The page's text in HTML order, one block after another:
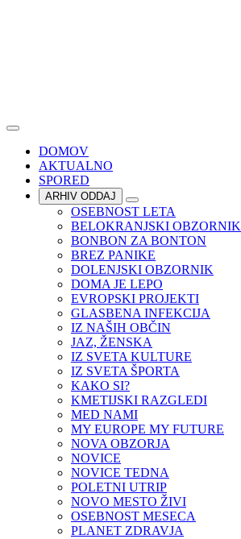
DOMOV
AKTUALNO
SPORED
ARHIV ODDAJ
OSEBNOST LETA
BELOKRANJSKI OBZORNIK
BONBON ZA BONTON
BREZ PANIKE
DOLENJSKI OBZORNIK
DOMA JE LEPO
EVROPSKI PROJEKTI
GLASBENA INFEKCIJA
IZ NAŠIH OBČIN
JAZ, ŽENSKA
IZ SVETA KULTURE
IZ SVETA ŠPORTA
KAKO SI?
KMETIJSKI RAZGLEDI
MED NAMI
MY EUROPE MY FUTURE
NOVA OBZORJA
NOVICE
NOVICE TEDNA
POLETNI UTRIP
NOVO MESTO ŽIVI
OSEBNOST MESECA
PLANET ZDRAVJA